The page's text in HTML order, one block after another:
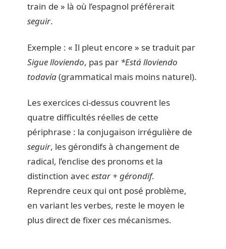
train de » là où l’espagnol préférerait
seguir.
Exemple : « Il pleut encore » se traduit par
Sigue lloviendo, pas par *Está lloviendo
todavía(grammatical mais moins naturel).
Les exercices ci-dessus couvrent les
quatre difficultés réelles de cette
périphrase : la conjugaison irrégulière de
seguir, les gérondifs à changement de
radical, l’enclise des pronoms et la
distinction avecestar + gérondif.
Reprendre ceux qui ont posé problème,
en variant les verbes, reste le moyen le
plus direct de fixer ces mécanismes.